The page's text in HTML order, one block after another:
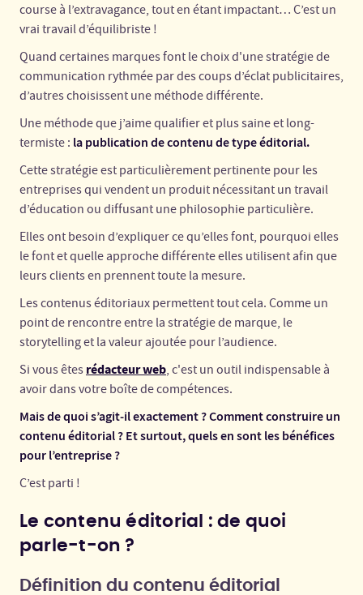
course à l’extravagance, tout en étant impactant… C’est un
vrai travail d’équilibriste !
Quand certaines marques font le choix d'une stratégie de
communication rythmée par des coups d’éclat publicitaires,
d’autres choisissent une méthode différente.
Une méthode que j’aime qualifier et plus saine et long-
termiste : la publication de contenu de type éditorial.
Cette stratégie est particulièrement pertinente pour les
entreprises qui vendent un produit nécessitant un travail
d’éducation ou diffusant une philosophie particulière.
Elles ont besoin d’expliquer ce qu’elles font, pourquoi elles
le font et quelle approche différente elles utilisent afin que
leurs clients en prennent toute la mesure.
Les contenus éditoriaux permettent tout cela. Comme un
point de rencontre entre la stratégie de marque, le
storytelling et la valeur ajoutée pour l’audience.
Si vous êtes rédacteur web, c'est un outil indispensable à
avoir dans votre boîte de compétences.
Mais de quoi s’agit-il exactement ? Comment construire un
contenu éditorial ? Et surtout, quels en sont les bénéfices
pour l’entreprise ?
C’est parti !
Le contenu éditorial : de quoi
parle-t-on ?
Définition du contenu éditorial